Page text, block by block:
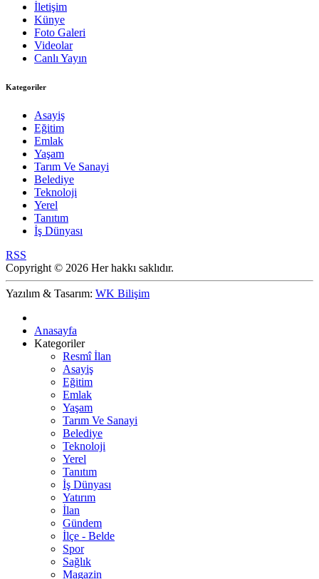
İletişim
Künye
Foto Galeri
Videolar
Canlı Yayın
Kategoriler
Asayiş
Eğitim
Emlak
Yaşam
Tarım Ve Sanayi
Belediye
Teknoloji
Yerel
Tanıtım
İş Dünyası
RSS
Copyright © 2026 Her hakkı saklıdır.
Yazılım & Tasarım: WK Bilişim
Anasayfa
Kategoriler
Resmî İlan
Asayiş
Eğitim
Emlak
Yaşam
Tarım Ve Sanayi
Belediye
Teknoloji
Yerel
Tanıtım
İş Dünyası
Yatırım
İlan
Gündem
İlçe - Belde
Spor
Sağlık
Magazin